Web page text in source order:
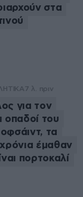
στα
7 λ. πριν
για τον
οπαδοί του
τα
έμαθαν
πορτοκαλί